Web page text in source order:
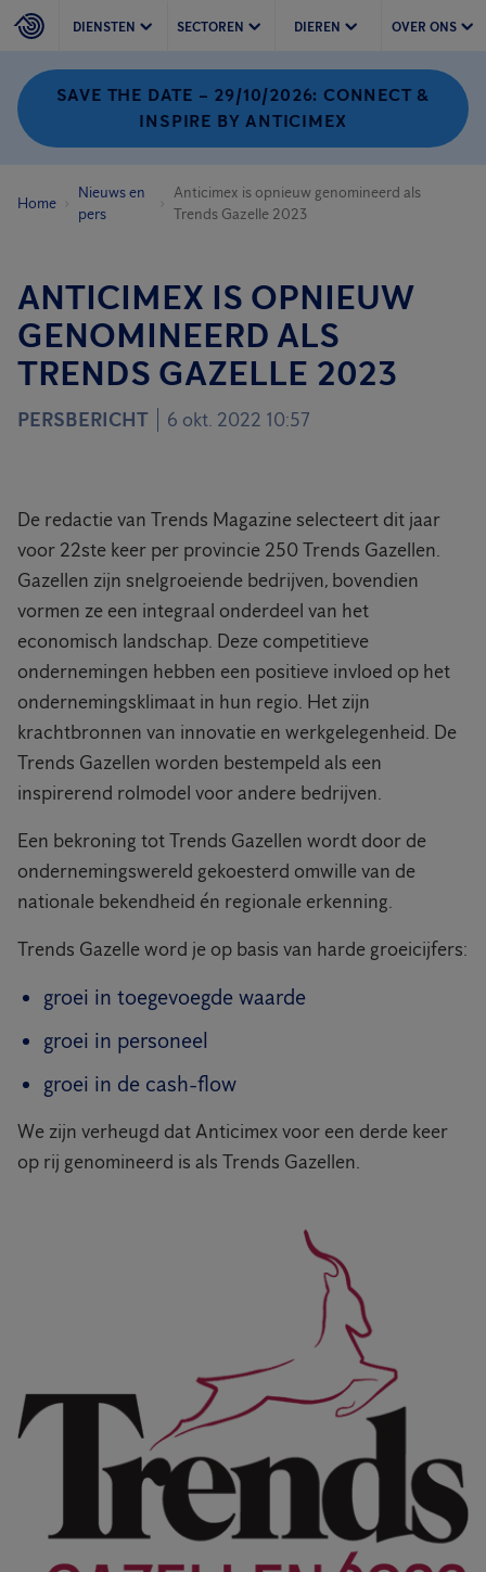
DIENSTEN SECTOREN DIEREN OVER ONS
SAVE THE DATE – 29/10/2026: CONNECT &
INSPIRE BY ANTICIMEX
Home
Nieuws en
pers
Anticimex is opnieuw genomineerd als
Trends Gazelle 2023
ANTICIMEX IS OPNIEUW
GENOMINEERD ALS
TRENDS GAZELLE 2023
PERSBERICHT 6 okt. 2022 10:57
De redactie van Trends Magazine selecteert dit jaar
voor 22ste keer per provincie 250 Trends Gazellen.
Gazellen zijn snelgroeiende bedrijven, bovendien
vormen ze een integraal onderdeel van het
economisch landschap. Deze competitieve
ondernemingen hebben een positieve invloed op het
ondernemingsklimaat in hun regio. Het zijn
krachtbronnen van innovatie en werkgelegenheid. De
Trends Gazellen worden bestempeld als een
inspirerend rolmodel voor andere bedrijven.
Een bekroning tot Trends Gazellen wordt door de
ondernemingswereld gekoesterd omwille van de
nationale bekendheid én regionale erkenning.
Trends Gazelle word je op basis van harde groeicijfers:
groei in toegevoegde waarde
groei in personeel
groei in de cash-flow
We zijn verheugd dat Anticimex voor een derde keer
op rij genomineerd is als Trends Gazellen.